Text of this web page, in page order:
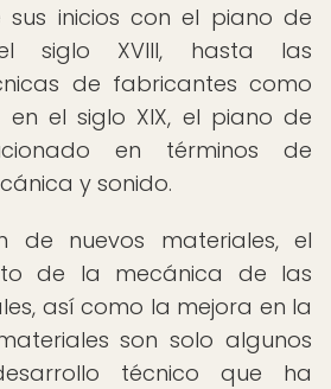
sus inicios con el piano de
siglo XVIII, hasta las
de fabricantes como
en el siglo XIX, el piano de
en términos de
y sonido.
de nuevos materiales, el
de la mecánica de las
así como la mejora en la
son solo algunos
técnico que ha